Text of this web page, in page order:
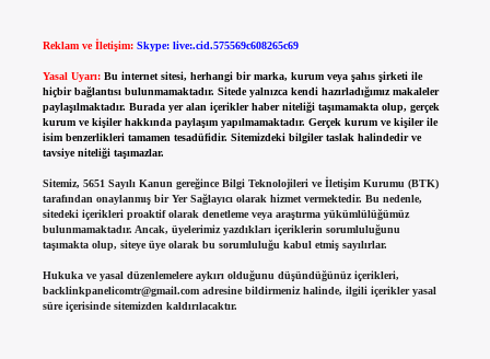
Reklam ve İletişim: Skype: live:.cid.575569c608265c69
Yasal Uyarı: Bu internet sitesi, herhangi bir marka, kurum veya şahıs şirketi ile
hiçbir bağlantısı bulunmamaktadır. Sitede yalnızca kendi hazırladığımız makaleler
paylaşılmaktadır. Burada yer alan içerikler haber niteliği taşımamakta olup, gerçek
kurum ve kişiler hakkında paylaşım yapılmamaktadır. Gerçek kurum ve kişiler ile
isim benzerlikleri tamamen tesadüfidir. Sitemizdeki bilgiler taslak halindedir ve
tavsiye niteliği taşımazlar.
Sitemiz, 5651 Sayılı Kanun gereğince Bilgi Teknolojileri ve İletişim Kurumu (BTK)
tarafından onaylanmış bir Yer Sağlayıcı olarak hizmet vermektedir. Bu nedenle,
sitedeki içerikleri proaktif olarak denetleme veya araştırma yükümlülüğümüz
bulunmamaktadır. Ancak, üyelerimiz yazdıkları içeriklerin sorumluluğunu
taşımakta olup, siteye üye olarak bu sorumluluğu kabul etmiş sayılırlar.
Hukuka ve yasal düzenlemelere aykırı olduğunu düşündüğünüz içerikleri,
backlinkpanelicomtr@gmail.comadresine bildirmeniz halinde, ilgili içerikler yasal
süre içerisinde sitemizden kaldırılacaktır.